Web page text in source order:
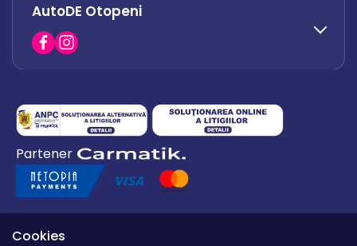
0730 063 852
0730 063 851
AutoDE Otopeni
0754 649 360
office.premium@autode.ro
Partener
Cookies